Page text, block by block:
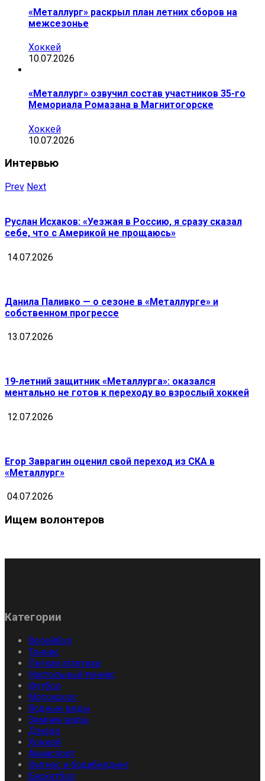
«Металлург» раскрыл план летних сборов на
межсезонье
Хоккей
10.07.2026
«Металлург» озвучил состав участников 35-го
Мемориала Ромазана в Магнитогорске
Хоккей
10.07.2026
Интервью
Prev Next
Руслан Исхаков: «Уезжая в Россию, я сразу сказал
себе, что с Америкой не прощаюсь»
14.07.2026
Данила Паливко — о сезоне в «Металлурге» и
собственном прогрессе
13.07.2026
19-летний защитник «Металлурга»: оказался
ментально не готов к переходу во взрослый хоккей
12.07.2026
Егор Заврагин оценил свой переход из СКА в
«Металлург»
04.07.2026
Ищем волонтеров
Категории
Волейбол
Теннис
Легкая атлетика
Настольный теннис
Футбол
Мотокросс
Водные виды
Зимние виды
Дзюдо
Хоккей
Авиаспорт
Фитнес и бодибилдинг
Баскетбол